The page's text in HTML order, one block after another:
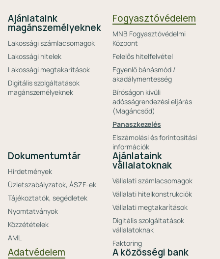
Ajánlataink
magánszemélyeknek
Lakossági számlacsomagok
Lakossági hitelek
Lakossági megtakarítások
Digitális szolgáltatások
magánszemélyeknek
Fogyasztóvédelem
MNB Fogyasztóvédelmi
Központ
Felelős hitelfelvétel
Egyenlő bánásmód /
akadálymentesség
Bíróságon kívüli
adósságrendezési eljárás
(Magáncsőd)
Panaszkezelés
Elszámolási és forintosítási
információk
Dokumentumtár
Hirdetmények
Üzletszabályzatok, ÁSZF-ek
Tájékoztatók, segédletek
Nyomtatványok
Közzétételek
AML
Ajánlataink
vállalatoknak
Vállalati számlacsomagok
Vállalati hitelkonstrukciók
Vállalati megtakarítások
Digitális szolgáltatások
vállalatoknak
Faktoring
Adatvédelem
A közösségi bank